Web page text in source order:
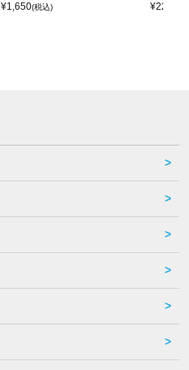
¥1,650(税込)
¥22,000